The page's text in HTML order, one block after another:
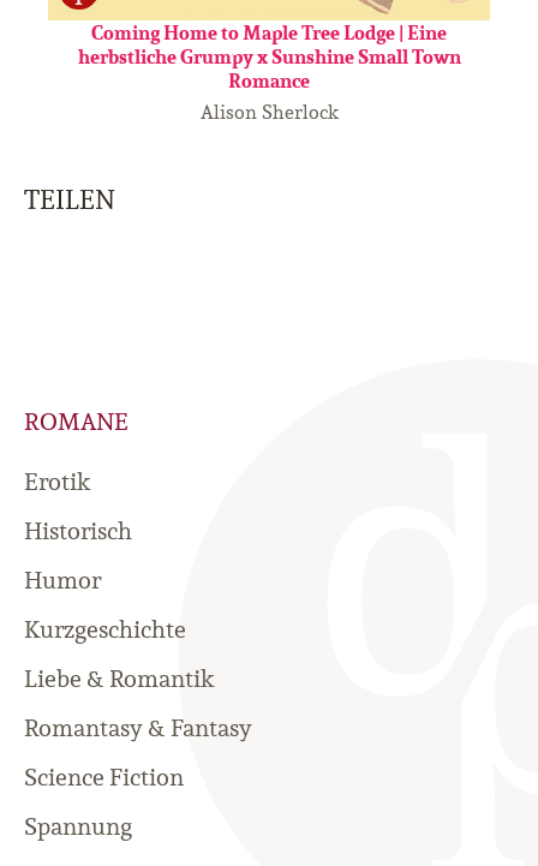
Coming Home to Maple Tree Lodge | Eine
herbstliche Grumpy x Sunshine Small Town
Romance
Alison Sherlock
TEILEN
ROMANE
Erotik
Historisch
Humor
Kurzgeschichte
Liebe & Romantik
Romantasy & Fantasy
Science Fiction
Spannung